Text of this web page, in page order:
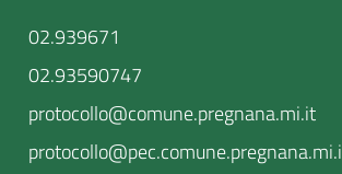
02.939671
02.93590747
protocollo@comune.pregnana.mi.it